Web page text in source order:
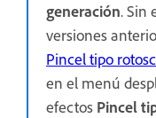
generación. Sin
versiones
Pincel tipo
en el menú
efectos Pincel